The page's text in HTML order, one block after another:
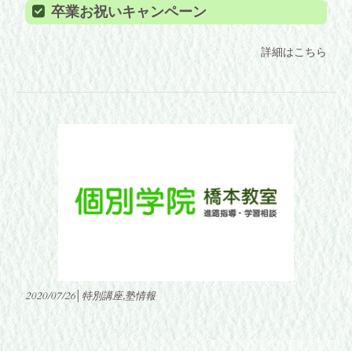
卒業お祝いキャンペーン
詳細はこちら
2020/07/26│特別講座,塾情報